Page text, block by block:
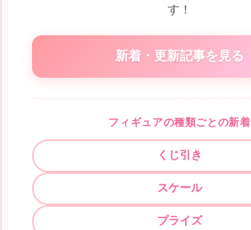
す！
新着・更新記事を見る
フィギュアの種類ごとの新着
くじ引き
スケール
プライズ